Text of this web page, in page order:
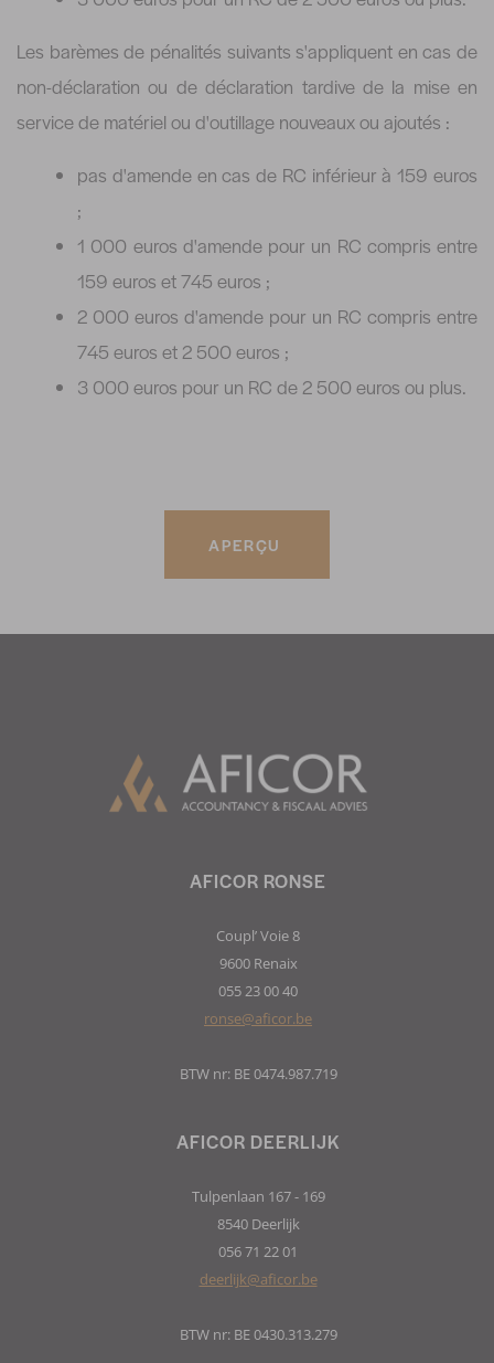
Les barèmes de pénalités suivants s'appliquent en cas de
non-déclaration ou de déclaration tardive de la mise en
service de matériel ou d'outillage nouveaux ou ajoutés :
pas d'amende en cas de RC inférieur à 159 euros
;
1 000 euros d'amende pour un RC compris entre
159 euros et 745 euros ;
2 000 euros d'amende pour un RC compris entre
745 euros et 2 500 euros ;
3 000 euros pour un RC de 2 500 euros ou plus.
APERÇU
AFICOR DEERLIJK
Tulpenlaan 167 - 169
8540 Deerlijk
056 71 22 01
deerlijk@aficor.be
BTW nr: BE 0430.313.279
AFICOR RONSE
Coupl’ Voie 8
9600 Renaix
055 23 00 40
ronse@aficor.be
BTW nr: BE 0474.987.719